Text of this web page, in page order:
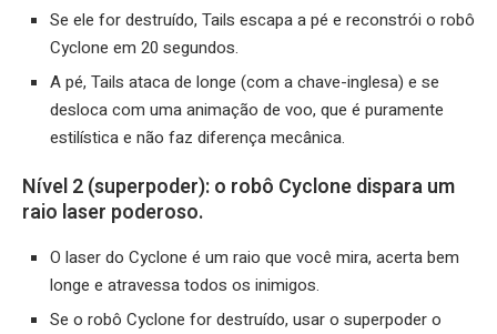
Se ele for destruído, Tails escapa a pé e reconstrói o robô
Cyclone em 20 segundos.
A pé, Tails ataca de longe (com a chave-inglesa) e se
desloca com uma animação de voo, que é puramente
estilística e não faz diferença mecânica.
Nível 2 (superpoder): o robô Cyclone dispara um
raio laser poderoso.
O laser do Cyclone é um raio que você mira, acerta bem
longe e atravessa todos os inimigos.
Se o robô Cyclone for destruído, usar o superpoder o